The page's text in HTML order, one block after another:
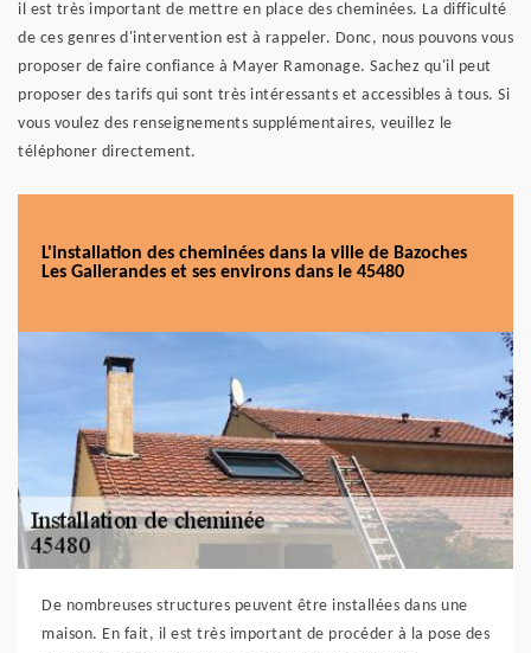
il est très important de mettre en place des cheminées. La difficulté
de ces genres d'intervention est à rappeler. Donc, nous pouvons vous
proposer de faire confiance à Mayer Ramonage. Sachez qu'il peut
proposer des tarifs qui sont très intéressants et accessibles à tous. Si
vous voulez des renseignements supplémentaires, veuillez le
téléphoner directement.
L'installation des cheminées dans la ville de Bazoches
Les Gallerandes et ses environs dans le 45480
De nombreuses structures peuvent être installées dans une
maison. En fait, il est très important de procéder à la pose des